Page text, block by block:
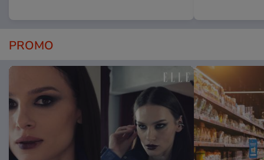
PROMO